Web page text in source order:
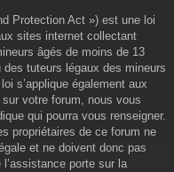
Protection Act ») est une loi
sites internet collectant
âgés de moins de 13
tuteurs légaux des mineurs
s’applique également aux
votre forum, nous vous
qui pourra vous renseigner.
propriétaires de ce forum ne
et ne doivent donc pas
porte sur la